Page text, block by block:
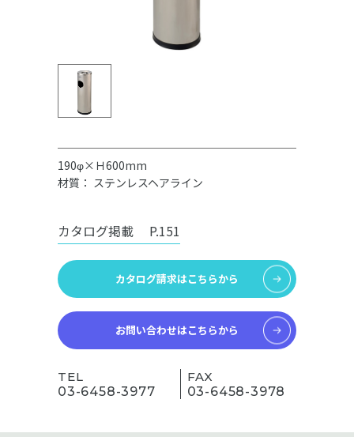
190φ×Ｈ600mm
材質： ステンレスヘアライン
カタログ掲載 P.151
カタログ請求はこちらから
お問い合わせはこちらから
TEL
03-6458-3977
FAX
03-6458-3978